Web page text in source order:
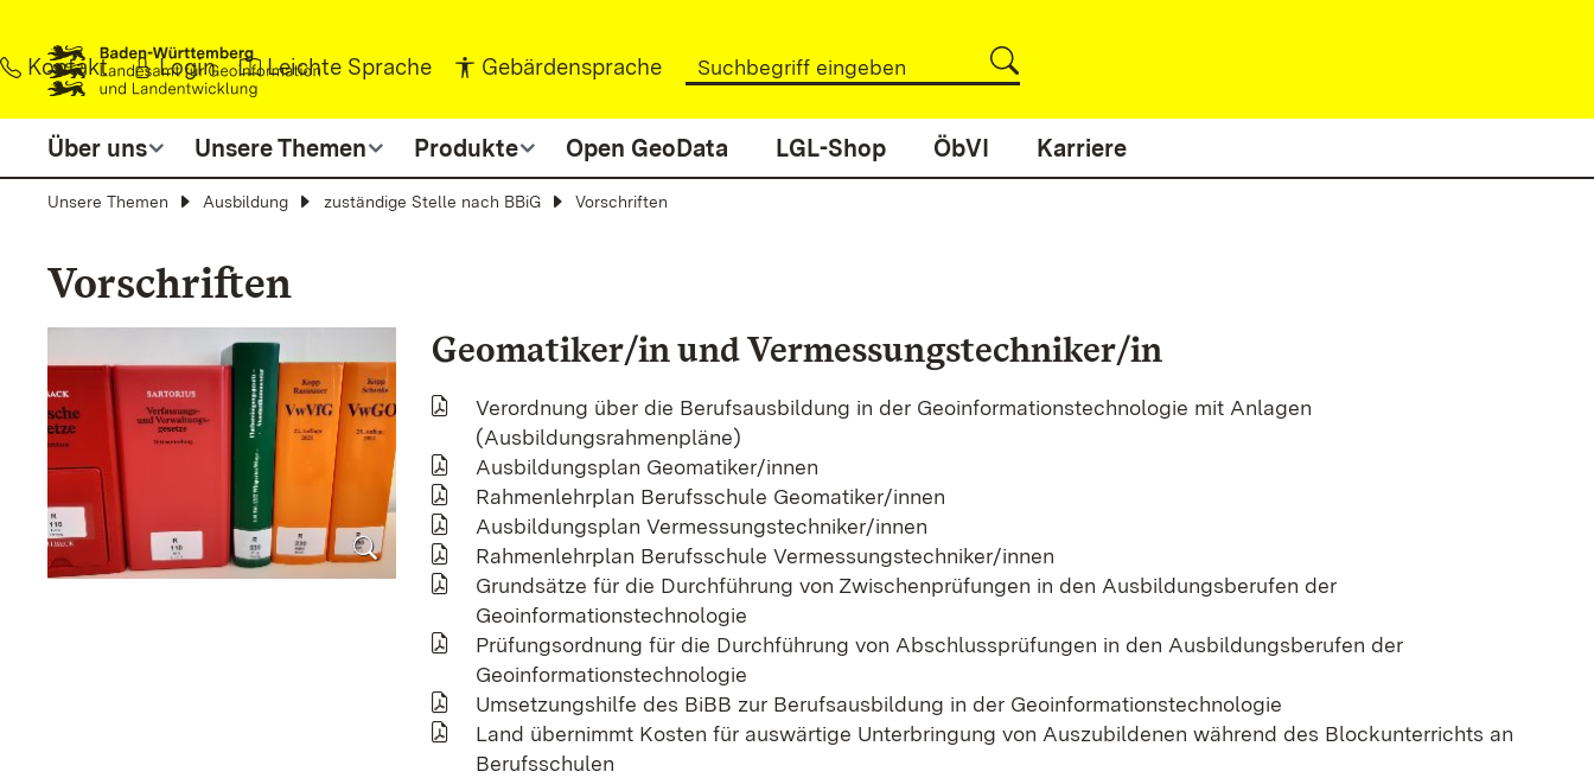
Kontakt Login Leichte Sprache Gebärdensprache
Über uns Unsere Themen Produkte Open GeoData LGL-Shop ÖbVI Karriere
Unsere Themen Ausbildung zuständige Stelle nach BBiG Vorschriften
Vorschriften
Geomatiker/in und Vermessungstechniker/in
Verordnung über die Berufsausbildung in der Geoinformationstechnologie mit Anlagen
(Ausbildungsrahmenpläne)
Ausbildungsplan Geomatiker/innen
Rahmenlehrplan Berufsschule Geomatiker/innen
Ausbildungsplan Vermessungstechniker/innen
Rahmenlehrplan Berufsschule Vermessungstechniker/innen
Grundsätze für die Durchführung von Zwischenprüfungen in den Ausbildungsberufen der
Geoinformationstechnologie
Prüfungsordnung für die Durchführung von Abschlussprüfungen in den Ausbildungsberufen der
Geoinformationstechnologie
Umsetzungshilfe des BiBB zur Berufsausbildung in der Geoinformationstechnologie
Land übernimmt Kosten für auswärtige Unterbringung von Auszubildenen während des Blockunterrichts an
Berufsschulen